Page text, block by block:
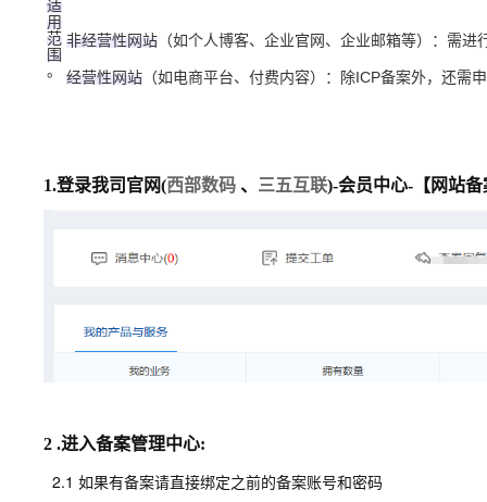
适
用
范
围
。
非经营性网站 （如个人博客、企业官网、企业邮箱等）：需进
经营性网站 （如电商平台、付费内容）：除ICP备案外，还需
1.登录我司官网(西部数码 、 三五互联)-会员中心-【网站备
2 .进入备案管理中心:
2.1 如果有备案请直接绑定之前的备案账号和密码